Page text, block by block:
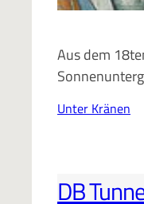
Aus dem
Unter Kränen
DB